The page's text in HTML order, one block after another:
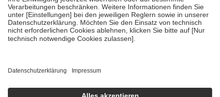
Vegan
Set 1 Sparset